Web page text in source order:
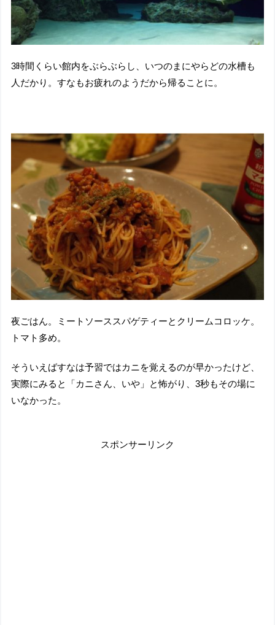
3時間くらい館内をぶらぶらし、いつのまにやらどの水槽も
人だかり。すなもお疲れのようだから帰ることに。
夜ごはん。ミートソーススパゲティーとクリームコロッケ。
トマト多め。
そういえばすなは予習ではカニを覚えるのが早かったけど、
実際にみると「カニさん、いや」と怖がり、3秒もその場に
いなかった。
スポンサーリンク